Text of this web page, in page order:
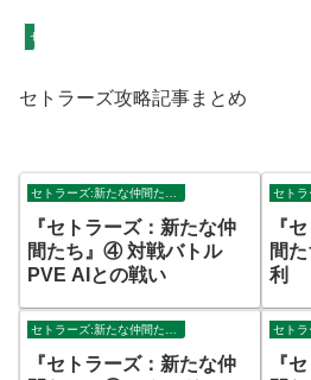
セトラーズ:新たな仲間たち攻略
セトラーズ攻略記事まとめ
セトラーズ:新たな仲間たち攻略
『セトラーズ：新たな仲
間たち』④ 対戦バトル
PVE AIとの戦い
『
間
利
セトラーズ:新たな仲間たち攻略
『セトラーズ：新たな仲
『